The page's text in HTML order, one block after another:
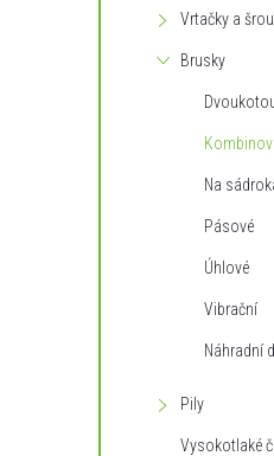
Vrtačky a
Brusky
Na
Pásové
Úhlové
Vibrační
Náhradní
Pily
Vysokotlaké